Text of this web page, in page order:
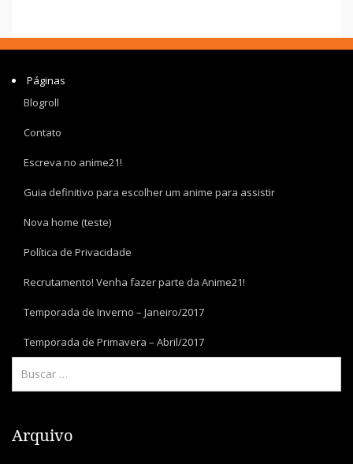
Páginas
Blogroll
Contato
Escreva no anime21!
Guia definitivo para escolher um anime para assistir
Nova home (teste)
Política de Privacidade
Recrutamento! Venha fazer parte da Anime21!
Temporada de Inverno – Janeiro/2017
Temporada de Primavera – Abril/2017
Arquivo